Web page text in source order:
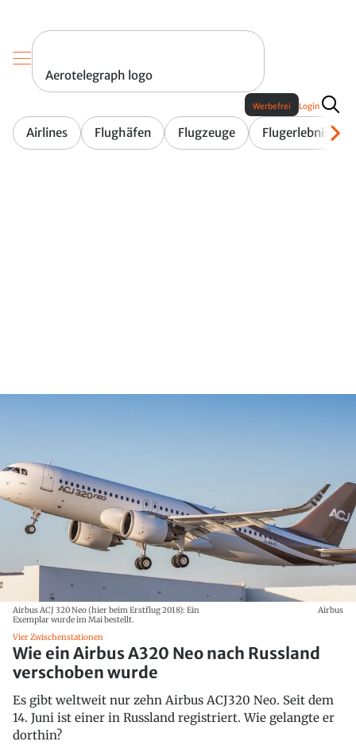
Aerotelegraph logo
Airlines Flughäfen Flugzeuge Flugerlebnis
Werbefrei Login
Airbus ACJ 320 Neo (hier beim Erstflug 2018): Ein
Exemplar wurde im Mai bestellt.
Airbus
Vier Zwischenstationen
Wie ein Airbus A320 Neo nach Russland
verschoben wurde
Es gibt weltweit nur zehn Airbus ACJ320 Neo. Seit dem
14. Juni ist einer in Russland registriert. Wie gelangte er
dorthin?